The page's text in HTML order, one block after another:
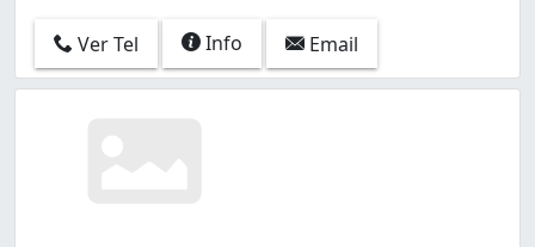
Ver Tel Info Email